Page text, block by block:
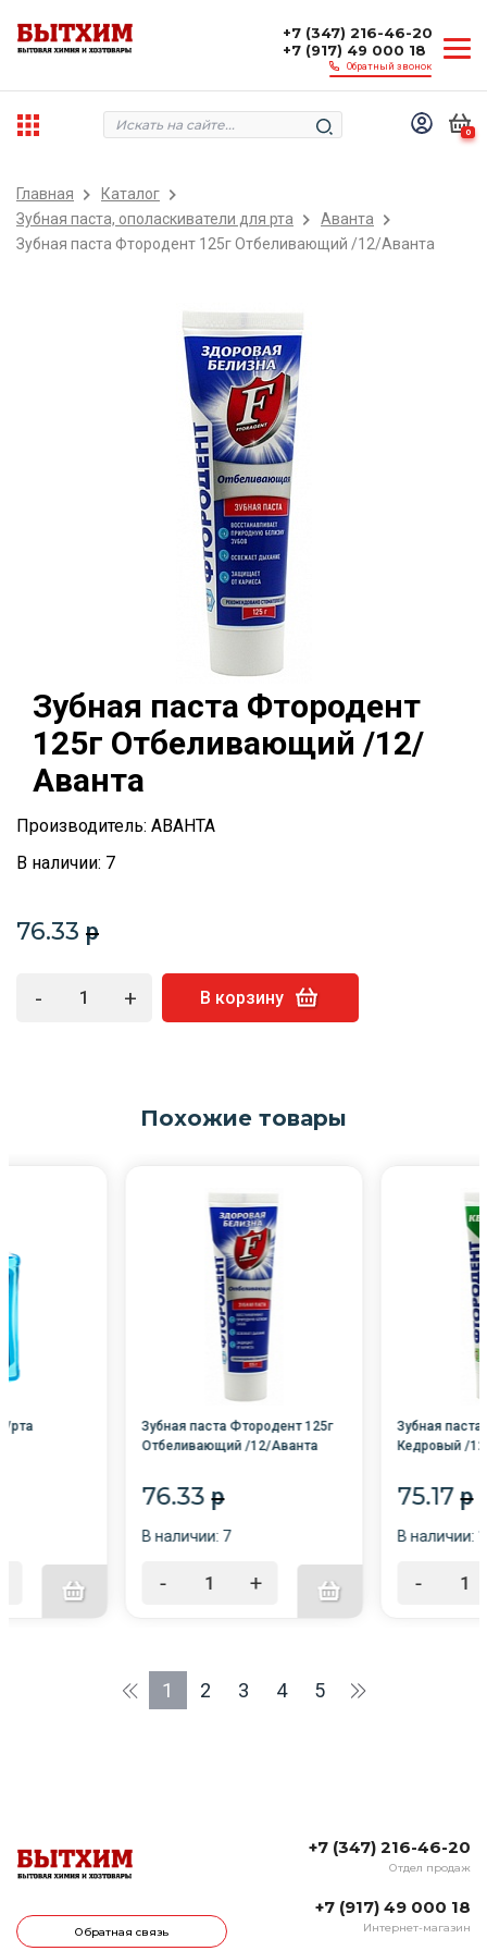
+7 (347) 216-46-20
+7 (917) 49 000 18
Обратный звонок
0
Главная
Каталог
Зубная паста, ополаскиватели для рта
Аванта
Зубная паста Фтородент 125г Отбеливающий /12/Аванта
Зубная паста Фтородент
125г Отбеливающий /12/
Аванта
Производитель: АВАНТА
В наличии: 7
76.33 p
- + В корзину
Похожие товары
рта
Зубная паста Фтородент 125г
Отбеливающий /12/Аванта
76.33 p
В наличии: 7
- +
Зубная
Кедровый /
75.17 p
В наличии:
-
1 2 3 4 5
Обратная связь
+7 (347) 216-46-20
Отдел продаж
+7 (917) 49 000 18
Интернет-магазин